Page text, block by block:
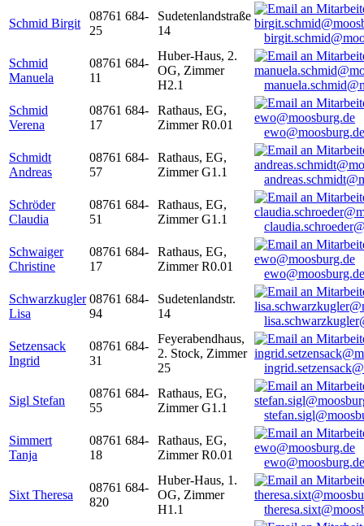
Schmid Birgit
08761 684-
25
Sudetenlandstraße
14
Schmid
Manuela
08761 684-
11
Huber-Haus, 2.
OG, Zimmer
H2.1
Schmid
Verena
08761 684-
17
Rathaus, EG,
Zimmer R0.01
ewo@moosburg.de
Schmidt
Andreas
08761 684-
57
Rathaus, EG,
Zimmer G1.1
Schröder
Claudia
08761 684-
51
Rathaus, EG,
Zimmer G1.1
Schwaiger
Christine
08761 684-
17
Rathaus, EG,
Zimmer R0.01
ewo@moosburg.de
Schwarzkugler
Lisa
08761 684-
94
Sudetenlandstr.
14
Setzensack
Ingrid
08761 684-
31
Feyerabendhaus,
2. Stock, Zimmer
25
Sigl Stefan
08761 684-
55
Rathaus, EG,
Zimmer G1.1
Simmert
Tanja
08761 684-
18
Rathaus, EG,
Zimmer R0.01
ewo@moosburg.de
Sixt Theresa
08761 684-
820
Huber-Haus, 1.
OG, Zimmer
H1.1